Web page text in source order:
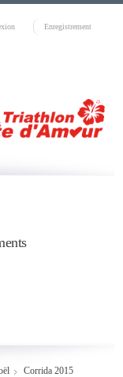
Enregistrement
Corrida 2015